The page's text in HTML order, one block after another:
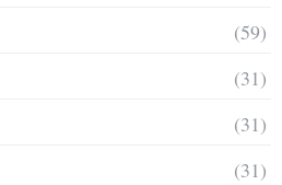
(59)
(31)
(31)
(31)